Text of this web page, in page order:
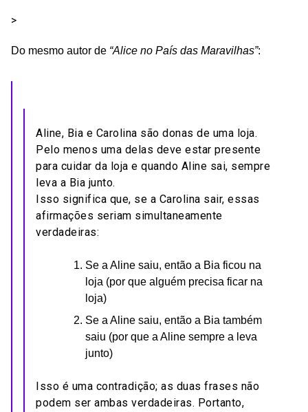
>
Do mesmo autor de “Alice no País das Maravilhas”:
Aline, Bia e Carolina são donas de uma loja.
Pelo menos uma delas deve estar presente
para cuidar da loja e quando Aline sai, sempre
leva a Bia junto.
Isso significa que, se a Carolina sair, essas
afirmações seriam simultaneamente
verdadeiras:
Se a Aline saiu, então a Bia ficou na
loja (por que alguém precisa ficar na
loja)
Se a Aline saiu, então a Bia também
saiu (por que a Aline sempre a leva
junto)
Isso é uma contradição; as duas frases não
podem ser ambas verdadeiras. Portanto,